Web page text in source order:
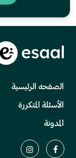
الصفحه الرئيسية
الأسئلة المتكررة
المدونة